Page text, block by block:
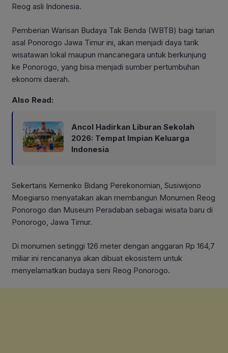
Reog asli Indonesia.
Pemberian Warisan Budaya Tak Benda (WBTB) bagi tarian
asal Ponorogo Jawa Timur ini, akan menjadi daya tarik
wisatawan lokal maupun mancanegara untuk berkunjung
ke Ponorogo, yang bisa menjadi sumber pertumbuhan
ekonomi daerah.
Also Read:
Ancol Hadirkan Liburan Sekolah
2026: Tempat Impian Keluarga
Indonesia
Sekertaris Kemenko Bidang Perekonomian, Susiwijono
Moegiarso menyatakan akan membangun Monumen Reog
Ponorogo dan Museum Peradaban sebagai wisata baru di
Ponorogo, Jawa Timur.
Di monumen setinggi 126 meter dengan anggaran Rp 164,7
miliar ini rencananya akan dibuat ekosistem untuk
menyelamatkan budaya seni Reog Ponorogo.